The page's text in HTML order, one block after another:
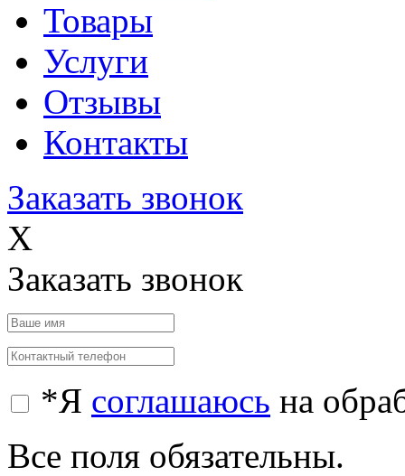
Товары
Услуги
Отзывы
Контакты
Заказать звонок
X
Заказать звонок
*Я соглашаюсь на
Все поля обязательны.